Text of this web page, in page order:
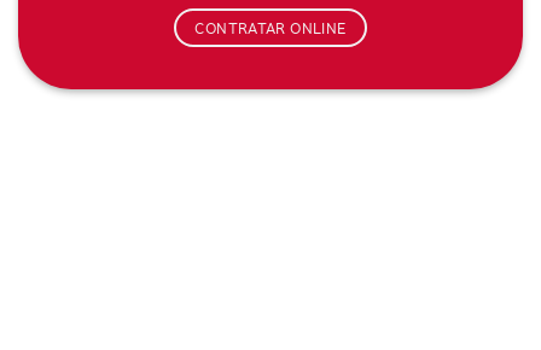
CONTRATAR ONLINE